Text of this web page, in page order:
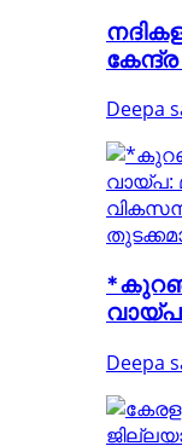
Deepa
Deepa